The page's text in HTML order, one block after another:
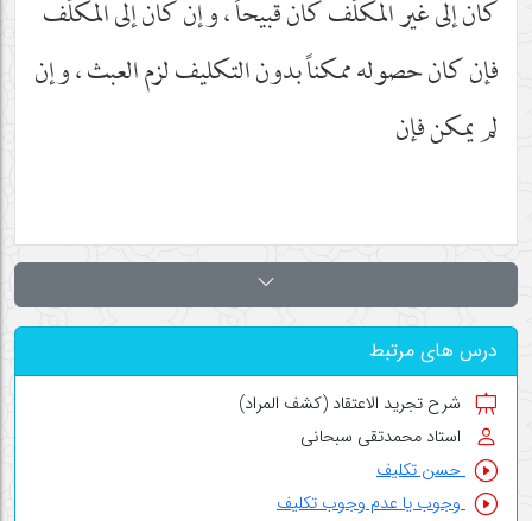
كان إلى غير المكلّف كان قبيحاً ، وإن كان إلى المكلّف
فإن كان حصوله ممكناً بدون التكليف لزم العبث ، وإن
لم يمكن فإن
درس های مرتبط
شرح تجرید الاعتقاد (کشف المراد)
استاد محمدتقی سبحانی
حسن تکلیف
وجوب یا عدم وجوب تکلیف